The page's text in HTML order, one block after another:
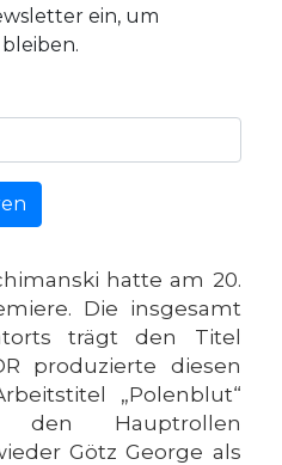
ein, um
hatte am 20.
Die insgesamt
trägt den Titel
produzierte diesen
„Polenblut“
Hauptrollen
Götz George als